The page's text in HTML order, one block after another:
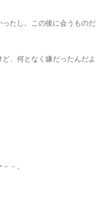
ったし。この後に会うものだ
ど、何となく嫌だったんだよ
－。